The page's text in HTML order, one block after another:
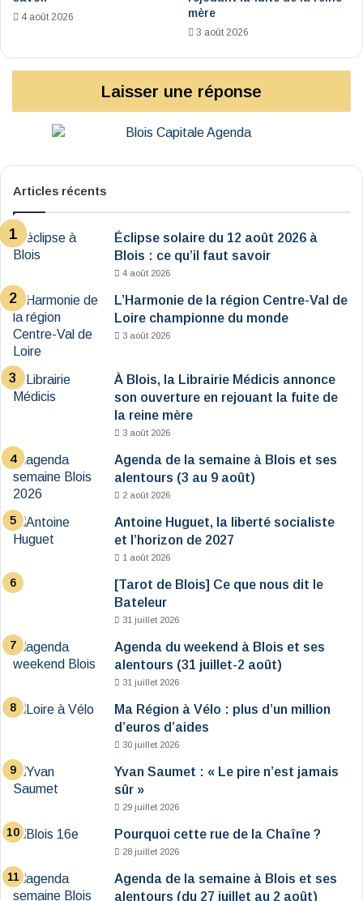
4 août 2026
mère
3 août 2026
Laisser une réponse
Articles récents
Éclipse solaire du 12 août 2026 à
Blois : ce qu’il faut savoir
4 août 2026
L’Harmonie de la région Centre-Val de
Loire championne du monde
3 août 2026
À Blois, la Librairie Médicis annonce
son ouverture en rejouant la fuite de
la reine mère
3 août 2026
Agenda de la semaine à Blois et ses
alentours (3 au 9 août)
2 août 2026
Antoine Huguet, la liberté socialiste
et l’horizon de 2027
1 août 2026
[Tarot de Blois] Ce que nous dit le
Bateleur
31 juillet 2026
Agenda du weekend à Blois et ses
alentours (31 juillet-2 août)
31 juillet 2026
Ma Région à Vélo : plus d’un million
d’euros d’aides
30 juillet 2026
Yvan Saumet : « Le pire n’est jamais
sûr »
29 juillet 2026
Pourquoi cette rue de la Chaîne ?
28 juillet 2026
Agenda de la semaine à Blois et ses
alentours (du 27 juillet au 2 août)